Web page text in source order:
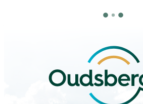
Oudsbergen